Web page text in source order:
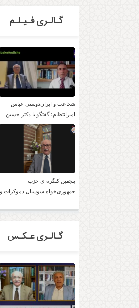
گـالـری فـیـلـم
شجاعت و ایران‌دوستی عباس
امیرانتظام؛ گفتگو با دکتر حسین
موسویان
پنجمین کنگره ی حزب
جمهوری‌خواه سوسیال دموکرات و
گـالـری عـکـس